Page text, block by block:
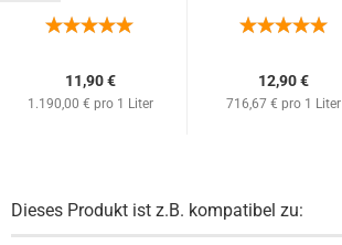
11,90 €
1.190,00 € pro 1 Liter
(süße...
12,90 €
716,67 € pro 1 Liter
Dieses Produkt ist z.B. kompatibel zu: